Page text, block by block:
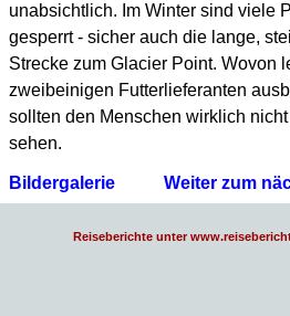
unabsichtlich. Im Winter sind viele
gesperrt - sicher auch die lange,
Strecke zum Glacier Point. Wovon
zweibeinigen Futterlieferanten
sollten den Menschen wirklich
sehen.
Bildergalerie Weiter zum
Reiseberichte unter